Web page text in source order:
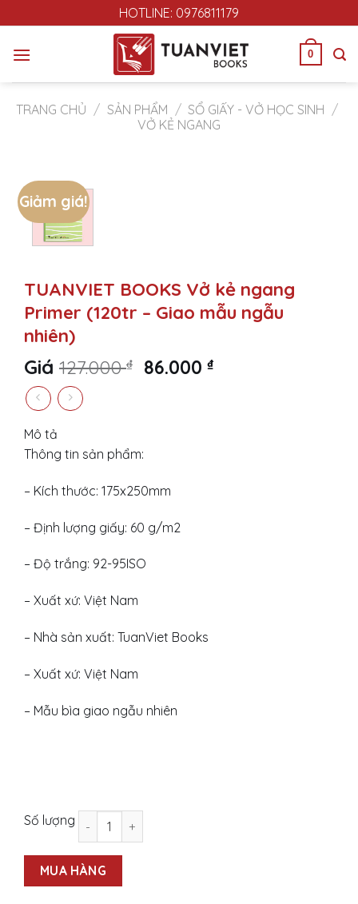
to
content
HOTLINE: 0976811179
0
TRANG CHỦ / SẢN PHẨM / SỔ GIẤY - VỞ HỌC SINH /
VỞ KẺ NGANG
Giảm giá!
TUANVIET BOOKS Vở kẻ ngang
Primer (120tr – Giao mẫu ngẫu
nhiên)
Giá 127.000₫
Original
86.000 ₫Current
Mô tả
Thông tin sản phẩm:
– Kích thước: 175x250mm
– Định lượng giấy: 60 g/m2
– Độ trắng: 92-95ISO
– Xuất xứ: Việt Nam
– Nhà sản xuất: TuanViet Books
– Xuất xứ: Việt Nam
– Mẫu bìa giao ngẫu nhiên
Số lượng TUANVIET BOOKS Vở kẻ ngang Primer (120tr -
MUA HÀNG